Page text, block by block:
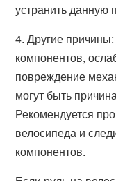
устранить данную
4. Другие
компонентов,
повреждение
могут быть
Рекомендуется
велосипеда и
компонентов.